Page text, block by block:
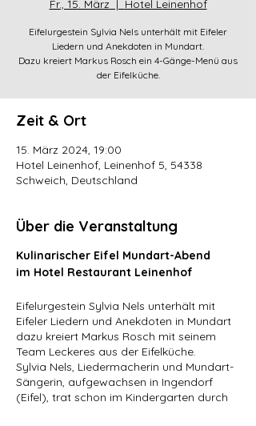
Fr., 15. März
  |
Hotel Leinenhof
Eifelurgestein Sylvia Nels unterhält mit Eifeler
Liedern und Anekdoten in Mundart.
Dazu kreiert Markus Rosch ein 4-Gänge-Menü aus
der Eifelküche.
Zeit & Ort
15. März 2024, 19:00
Hotel Leinenhof, Leinenhof 5, 54338
Schweich, Deutschland
Über die Veranstaltung
Kulinarischer Eifel Mundart-Abend
im Hotel Restaurant Leinenhof
Eifelurgestein Sylvia Nels unterhält mit
Eifeler Liedern und Anekdoten in Mundart
dazu kreiert Markus Rosch mit seinem
Team Leckeres aus der Eifelküche.
Sylvia Nels, Liedermacherin und Mundart-
Sängerin, aufgewachsen in Ingendorf
(Eifel), trat schon im Kindergarten durch